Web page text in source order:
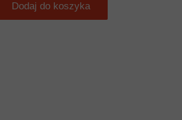
Dodaj do koszyka